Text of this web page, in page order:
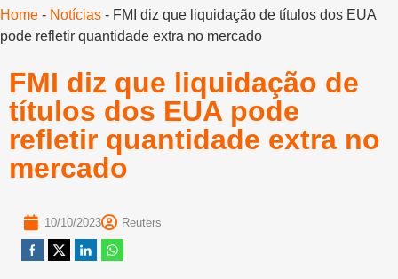
Home - Notícias - FMI diz que liquidação de títulos dos EUA
pode refletir quantidade extra no mercado
FMI diz que liquidação de
títulos dos EUA pode
refletir quantidade extra no
mercado
10/10/2023 Reuters